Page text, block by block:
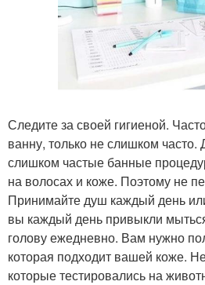
Следите за своей гигиеной.
ванну, только не слишком часто.
слишком частые банные
на волосах и коже. Поэтому не
Принимайте душ каждый день
вы каждый день привыкли
голову ежедневно. Вам нужно
которая подходит вашей коже.
которые тестировались на